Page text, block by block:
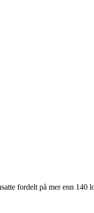
fordelt på mer enn 140